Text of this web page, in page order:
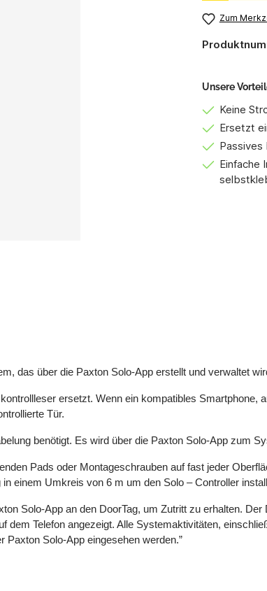
Zum
Unsere
Keine
Ersetzt
Passives
Einfache
das über die Paxton Solo-App erstellt und verwaltet
ersetzt. Wenn ein kompatibles Smartphone,
Tür.
benötigt. Es wird über die Paxton Solo-App zum
Pads oder Montageschrauben auf fast jeder
einem Umkreis von 6 m um den Solo – Controller
Solo-App an den DoorTag, um Zutritt zu erhalten.
Telefon angezeigt. Alle Systemaktivitäten,
Paxton Solo-App eingesehen werden.”